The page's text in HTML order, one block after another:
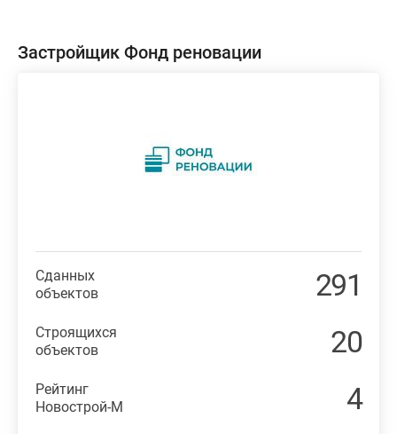
Застройщик Фонд реновации
Сданных
объектов
291
Строящихся
объектов
20
Рейтинг
Новострой-М
4